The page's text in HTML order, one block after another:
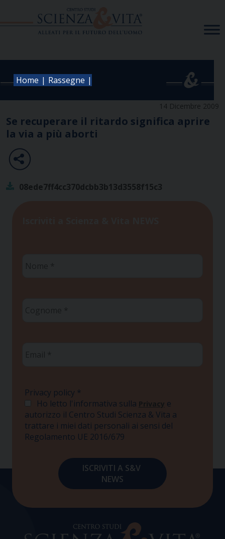
Home | Rassegne |
14 Dicembre 2009
Se recuperare il ritardo significa aprire
la via a più aborti
08ede7ff4cc370dcbb3b13d3558f15c3
Privacy policy *
Ho letto l'informativa sulla Privacy e
autorizzo il Centro Studi Scienza & Vita a
trattare i miei dati personali ai sensi del
Regolamento UE 2016/679